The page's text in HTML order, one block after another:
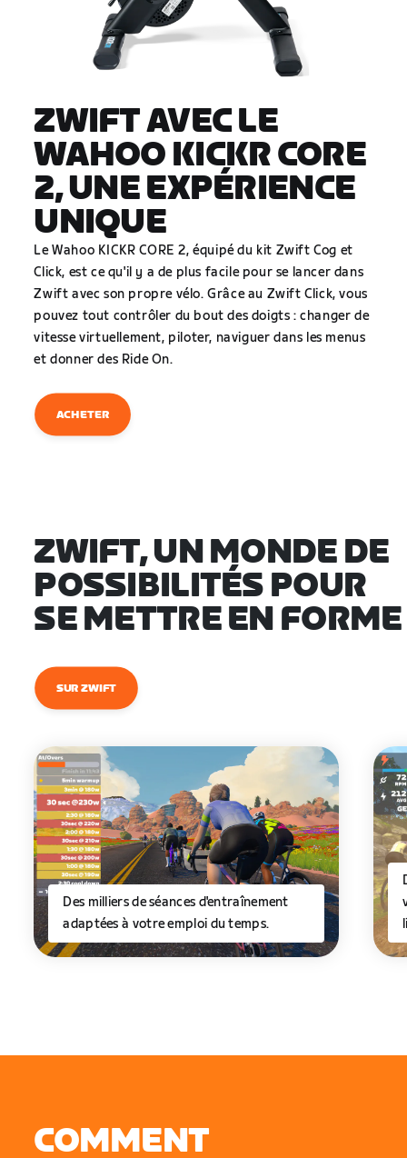
ZWIFT AVEC LE
WAHOO KICKR CORE
2, UNE EXPÉRIENCE
UNIQUE
Le Wahoo KICKR CORE 2, équipé du kit Zwift Cog et
Click, est ce qu'il y a de plus facile pour se lancer dans
Zwift avec son propre vélo. Grâce au Zwift Click, vous
pouvez tout contrôler du bout des doigts : changer de
vitesse virtuellement, piloter, naviguer dans les menus
et donner des Ride On.
ACHETER
ZWIFT, UN MONDE DE
POSSIBILITÉS POUR
SE METTRE EN FORME
SUR ZWIFT
Des milliers de séances d'entraînement
adaptées à votre emploi du temps.
COMMENT